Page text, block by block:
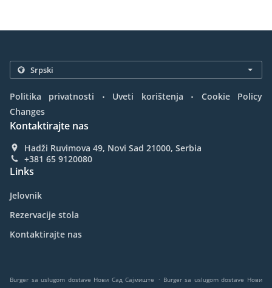
Politika privatnosti . Uveti korištenja .
Cookie Policy
Changes
Kontaktirajte nas
Hadži Ruvimova 49, Novi Sad 21000, Serbia
+381 65 9120080
Links
Jelovnik
Rezervacije stola
Kontaktirajte nas
Burger sa uslugom dostave Нови Сад Сајмиште . Burger sa uslugom dostave Нови